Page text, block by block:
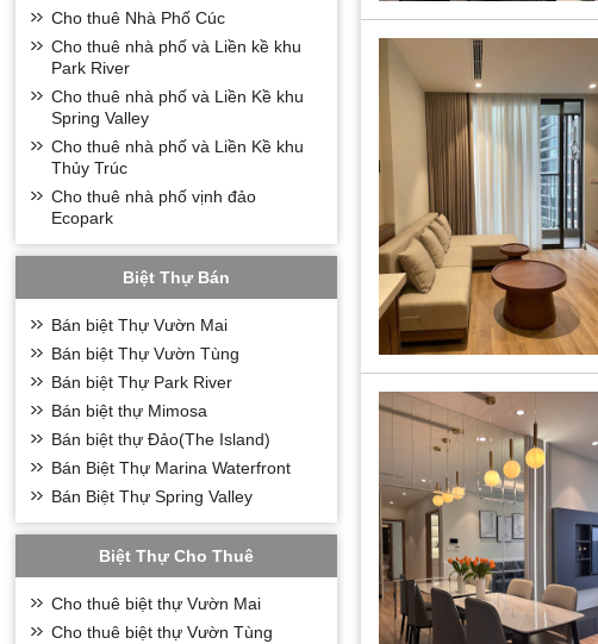
Cho thuê Nhà Phố Cúc
Cho thuê nhà phố và Liền kề khu
Park River
Cho thuê nhà phố và Liền Kề khu
Spring Valley
Cho thuê nhà phố và Liền Kề khu
Thủy Trúc
Cho thuê nhà phố vịnh đảo
Ecopark
Biệt Thự Bán
Bán biệt Thự Vườn Mai
Bán biệt Thự Vườn Tùng
Bán biệt Thự Park River
Bán biệt thự Mimosa
Bán biệt thự Đảo(The Island)
Bán Biệt Thự Marina Waterfront
Bán Biệt Thự Spring Valley
Biệt Thự Cho Thuê
Cho thuê biệt thự Vườn Mai
Cho thuê biệt thự Vườn Tùng